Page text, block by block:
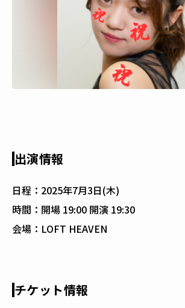
出演情報
日程： 2025年7月3日(木)
時間： 開場 19:00 開演 19:30
会場： LOFT HEAVEN
チケット情報